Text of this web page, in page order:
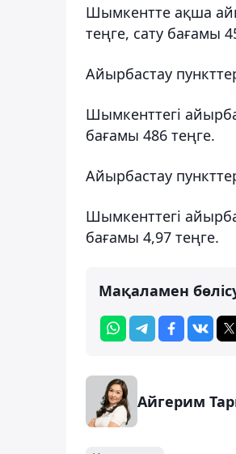
Шымкентте ақша
теңге, сату бағамы
Айырбастау
Шымкенттегі
бағамы 486 теңге.
Айырбастау
Шымкенттегі
бағамы 4,97 теңге.
Мақаламен
Айгерим